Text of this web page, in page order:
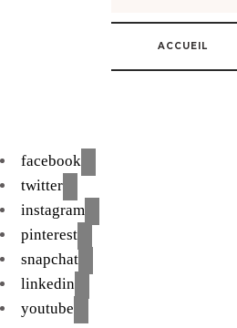
ACCUEIL
facebook
twitter
instagram
pinterest
snapchat
linkedin
youtube